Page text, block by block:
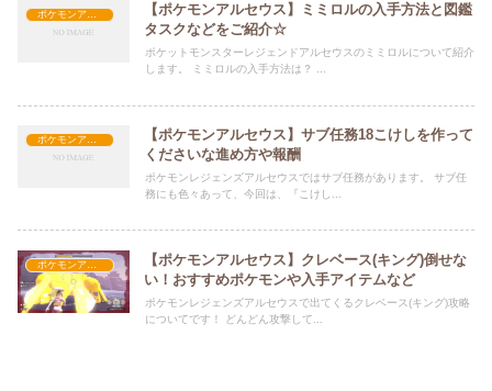
ポケモンアルセウス攻略
【ポケモンアルセウス】ミミロルの入手方法と図鑑
タスクなどをご紹介☆
ポケットモンスターレジェンドアルセウスのミミロルについて紹介
します。 ミミロルの入手方法は？ ...
ポケモンアルセウス攻略
【ポケモンアルセウス】サブ任務18こけしを作って
くださいな進め方や報酬
ポケモンレジェンズアルセウスではサブ任務があります。 サブ任
務にも色々あって、今回は、『こけし...
ポケモンアルセウス攻略
【ポケモンアルセウス】クレベース(キング)倒せな
い！おすすめポケモンや入手アイテムなど
ポケモンレジェンズアルセウスで出てくるクレベース(キング)攻略
についてです！ どんどん攻撃して...